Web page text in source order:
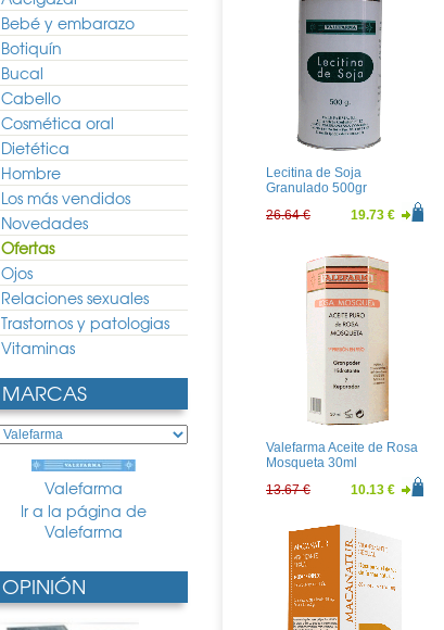
Bebé y embarazo
Botiquín
Bucal
Cabello
Cosmética oral
Dietética
Hombre
Los más vendidos
Novedades
Ofertas
Ojos
Relaciones sexuales
Trastornos y patologias
Vitaminas
MARCAS
Valefarma
Ir a la página de
Valefarma
OPINIÓN
Lecitina de Soja
Granulado 500gr
26.64 €
19.73 €
Valefarma Aceite de Rosa
Mosqueta 30ml
13.67 €
10.13 €